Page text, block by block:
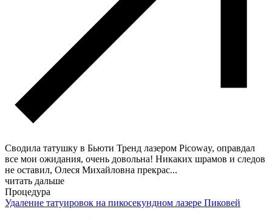
Сводила татушку в Бьюти Тренд лазером Picoway, оправдал
все мои ожидания, очень довольна! Никаких шрамов и следов
не оставил, Олеся Михайловна прекрас...
читать дальше
Процедура
Удаление татуировок на пикосекундном лазере Пиковей